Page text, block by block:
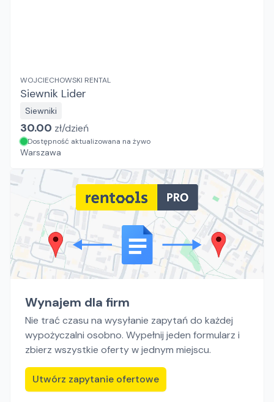
WOJCIECHOWSKI RENTAL
Siewnik Lider
Siewniki
30.00 zł/dzień
Dostępność aktualizowana na żywo
Warszawa
Wynajem dla firm
Nie trać czasu na wysyłanie zapytań do każdej
wypożyczalni osobno. Wypełnij jeden formularz i
zbierz wszystkie oferty w jednym miejscu.
Utwórz zapytanie ofertowe